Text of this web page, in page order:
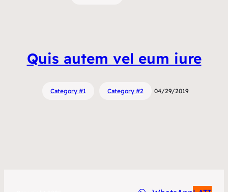
Quis autem vel eum iure
Category #1 Category #2 04/29/2019